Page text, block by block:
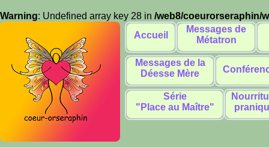
Warning: Undefined array key 28 in /web8/coeurorseraphin/
Accueil
Messages de
Métatron
Messages de la
Déesse Mère
Série
"Place au Maître"